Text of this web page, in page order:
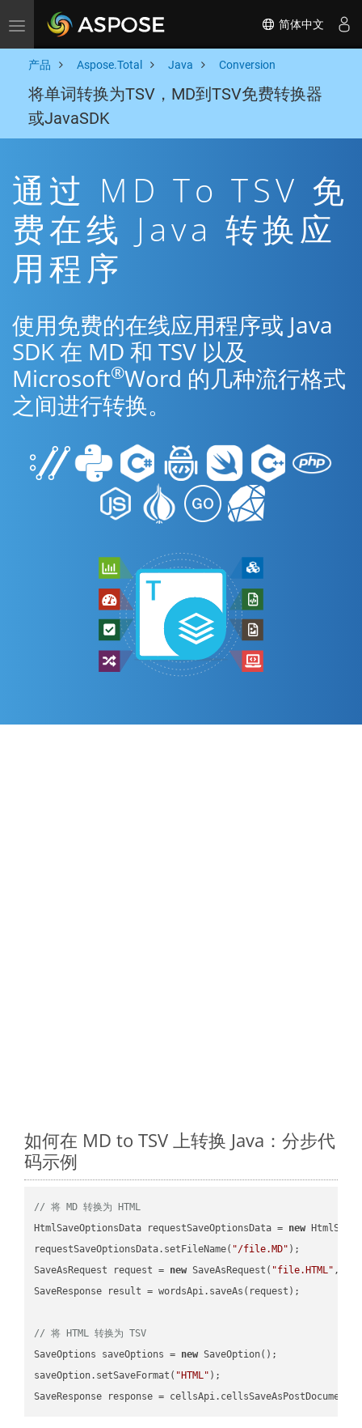
Toggle navigation 简体中文
产品 Aspose.Total Java Conversion
将单词转换为TSV，MD到TSV免费转换器
或JavaSDK
通过 MD To TSV 免
费在线 Java 转换应
用程序
使用免费的在线应用程序或 Java
SDK 在 MD 和 TSV 以及
Microsoft®Word 的几种流行格式
之间进行转换。
如何在 MD to TSV 上转换 Java：分步代
码示例
// 将 MD 转换为 HTML
HtmlSaveOptionsData requestSaveOptionsData = new
requestSaveOptionsData.setFileName( "/file.MD" );
SaveAsRequest request = new SaveAsRequest( "file.HTML"
SaveResponse result = wordsApi.saveAs(request);
// 将 HTML 转换为 TSV
SaveOptions saveOptions = new SaveOption();
saveOption.setSaveFormat( "HTML" );
SaveResponse response =